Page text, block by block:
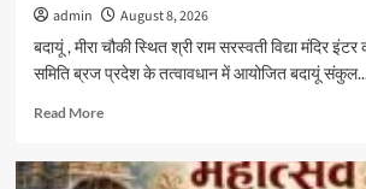
admin
August 8, 2026
बदायूं , मीरा चौकी स्थित श्री राम सरस्वती विद्या मंदिर
समिति ब्रज प्रदेश के तत्वावधान में आयोजित बदायूं
Read MoreRead
शिशु